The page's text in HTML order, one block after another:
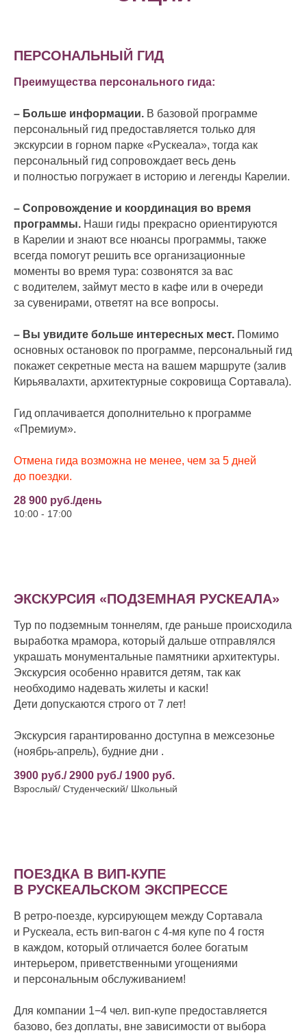
ПЕРСОНАЛЬНЫЙ ГИД
Преимущества персонального гида:
– Больше информации. В базовой программе
персональный гид предоставляется только для
экскурсии в горном парке «Рускеала», тогда как
персональный гид сопровождает весь день
и полностью погружает в историю и легенды Карелии.
– Сопровождение и координация во время
программы. Наши гиды прекрасно ориентируются
в Карелии и знают все нюансы программы, также
всегда помогут решить все организационные
моменты во время тура: созвонятся за вас
с водителем, займут место в кафе или в очереди
за сувенирами, ответят на все вопросы.
– Вы увидите больше интересных мест. Помимо
основных остановок по программе, персональный гид
покажет секретные места на вашем маршруте (залив
Кирьявалахти, архитектурные сокровища Сортавала).
Гид оплачивается дополнительно к программе
«Премиум».
Отмена гида возможна не менее, чем за 5 дней
до поездки.
28 900 руб./день
10:00 - 17:00
ЭКСКУРСИЯ «ПОДЗЕМНАЯ РУСКЕАЛА»
Тур по подземным тоннелям, где раньше происходила
выработка мрамора, который дальше отправлялся
украшать монументальные памятники архитектуры.
Экскурсия особенно нравится детям, так как
необходимо надевать жилеты и каски!
Дети допускаются строго от 7 лет!
Экскурсия гарантированно доступна в межсезонье
(ноябрь-апрель), будние дни .
3900 руб./ 2900 руб./ 1900 руб.
Взрослый/ Студенческий/ Школьный
ПОЕЗДКА В ВИП-КУПЕ
В РУСКЕАЛЬСКОМ ЭКСПРЕССЕ
В ретро-поезде, курсирующем между Сортавала
и Рускеала, есть вип-вагон с 4-мя купе по 4 гостя
в каждом, который отличается более богатым
интерьером, приветственными угощениями
и персональным обслуживанием!
Для компании 1−4 чел. вип-купе предоставляется
базово, без доплаты, вне зависимости от выбора